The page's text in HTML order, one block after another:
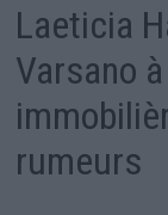
Laeticia
Varsano
rumeurs